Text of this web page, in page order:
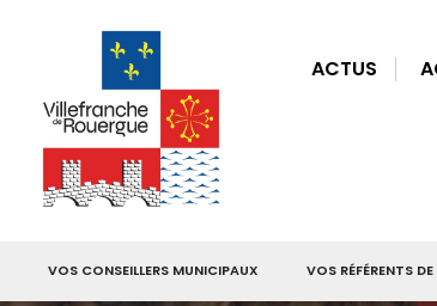
ACTUS
VOS CONSEILLERS MUNICIPAUX VOS RÉFÉRENTS